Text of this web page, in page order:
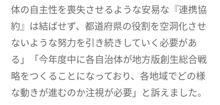
体の自主性を喪失させるような安易な『連携協
約』は結ばせず、都道府県の役割を空洞化させ
ないような努力を引き続きしていく必要があ
る」「今年度中に各自治体が地方版創生総合戦
略をつくることになっており、各地域でどの様
な動きが進むのか注視が必要」と訴えました。